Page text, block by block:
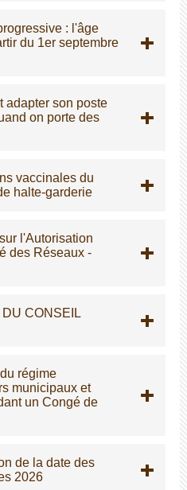
: l'âge
du 1er septembre
adapter son poste
on porte des
vaccinales du
halte-garderie
l'Autorisation
des Réseaux -
CONSEIL
régime
municipaux et
un Congé de
de la date des
2026